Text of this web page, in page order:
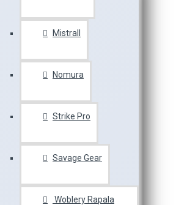
Mistrall
Nomura
Strike Pro
Savage Gear
Woblery Rapala